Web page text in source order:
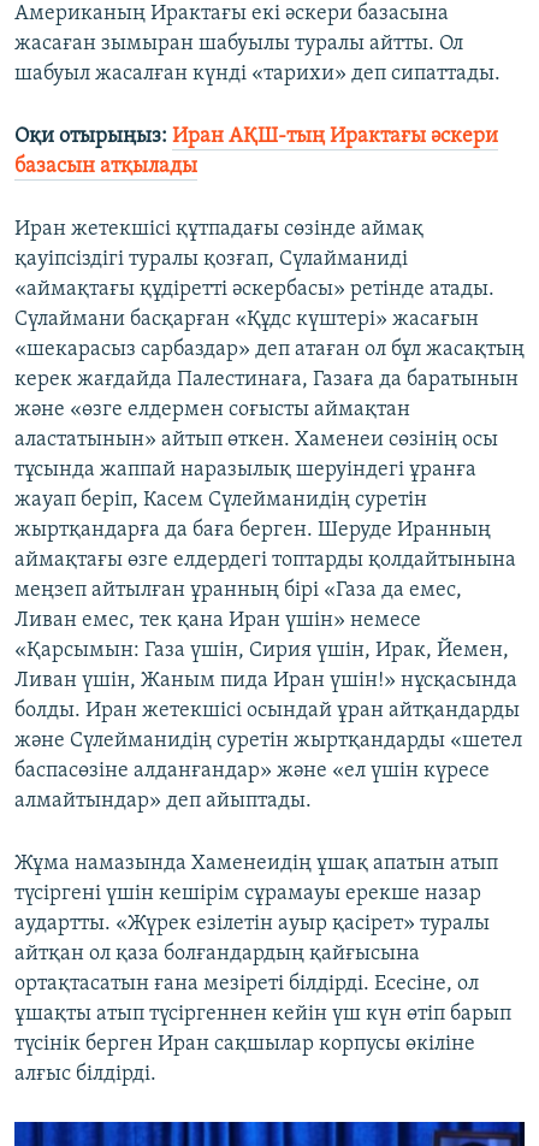
Американың Ирактағы екі әскери базасына
жасаған зымыран шабуылы туралы айтты. Ол
шабуыл жасалған күнді «тарихи» деп сипаттады.
Оқи отырыңыз: Иран АҚШ-тың Ирактағы әскери
базасын атқылады
Иран жетекшісі құтпадағы сөзінде аймақ
қауіпсіздігі туралы қозғап, Сүлайманиді
«аймақтағы құдіретті әскербасы» ретінде атады.
Сүлаймани басқарған «Құдс күштері» жасағын
«шекарасыз сарбаздар» деп атаған ол бұл жасақтың
керек жағдайда Палестинаға, Газаға да баратынын
және «өзге елдермен соғысты аймақтан
аластатынын» айтып өткен. Хаменеи сөзінің осы
тұсында жаппай наразылық шеруіндегі ұранға
жауап беріп, Касем Сүлейманидің суретін
жыртқандарға да баға берген. Шеруде Иранның
аймақтағы өзге елдердегі топтарды қолдайтынына
меңзеп айтылған ұранның бірі «Газа да емес,
Ливан емес, тек қана Иран үшін» немесе
«Қарсымын: Газа үшін, Сирия үшін, Ирак, Йемен,
Ливан үшін, Жаным пида Иран үшін!» нұсқасында
болды. Иран жетекшісі осындай ұран айтқандарды
және Сүлейманидің суретін жыртқандарды «шетел
баспасөзіне алданғандар» және «ел үшін күресе
алмайтындар» деп айыптады.
Жұма намазында Хаменеидің ұшақ апатын атып
түсіргені үшін кешірім сұрамауы ерекше назар
аудартты. «Жүрек езілетін ауыр қасірет» туралы
айтқан ол қаза болғандардың қайғысына
ортақтасатын ғана мезіреті білдірді. Есесіне, ол
ұшақты атып түсіргеннен кейін үш күн өтіп барып
түсінік берген Иран сақшылар корпусы өкіліне
алғыс білдірді.